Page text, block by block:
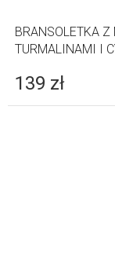
BRANSOLETKA
TURMALINAMI I
139 zł